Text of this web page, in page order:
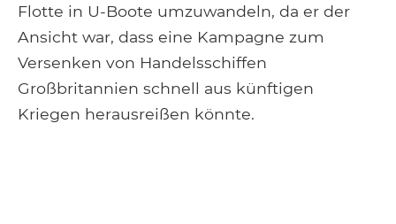
Flotte in U-Boote umzuwandeln, da er der
Ansicht war, dass eine Kampagne zum
Versenken von Handelsschiffen
Großbritannien schnell aus künftigen
Kriegen herausreißen könnte.